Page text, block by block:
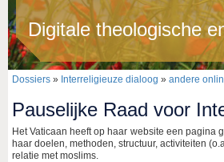
Digitale theologische
Dossiers » Interreligieuze dialoog » andere
Pauselijke Raad voor
Het Vaticaan heeft op haar website een
haar doelen, methoden, structuur, activiteiten
relatie met moslims.